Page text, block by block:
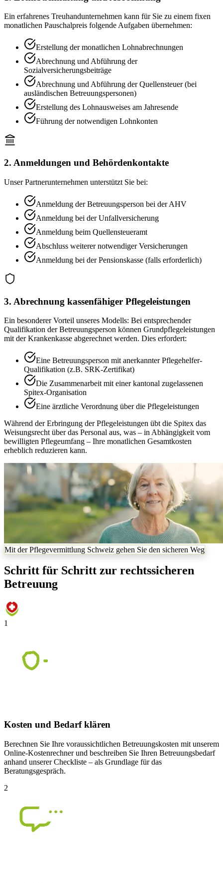
Ein erfahrenes Treuhandunternehmen kann für Sie zu einem fixen
monatlichen Pauschalpreis folgende Aufgaben übernehmen:
Erstellung der monatlichen Lohnabrechnungen
Abrechnung und Abführung der
Sozialversicherungsbeiträge
Abrechnung und Abführung der Quellensteuer (bei
ausländischen Betreuungspersonen)
Erstellung des Lohnausweises am Jahresende
Führung der notwendigen Lohnkonten
2. Anmeldungen und Behördenkontakte
Unser Partnerunternehmen unterstützt Sie bei:
Anmeldung der Betreuungsperson bei der AHV
Anmeldung bei der Unfallversicherung
Anmeldung beim Quellensteueramt
Abschluss weiterer notwendiger Versicherungen
Anmeldung bei der Pensionskasse (falls erforderlich)
3. Abrechnung kassenfähiger Pflegeleistungen
Ein besonderer Vorteil unseres Modells: Bei entsprechender
Qualifikation der Betreuungsperson können Grundpflegeleistungen
mit der Krankenkasse abgerechnet werden. Dies erfordert:
Eine Betreuungsperson mit anerkannter Pflegehelfer-
Qualifikation (z.B. SRK-Zertifikat)
Die Zusammenarbeit mit einer kantonal zugelassenen
Spitex-Organisation
Eine ärztliche Verordnung über die Pflegeleistungen
Während der Erbringung der Pflegeleistungen übt die Spitex das
Weisungsrecht über das Personal aus, was – in Abhängigkeit vom
bewilligten Pflegeumfang – Ihre monatlichen Gesamtkosten
erheblich reduzieren kann.
Mit der Pflegevermittlung Schweiz gehen Sie den sicheren Weg
Schritt für Schritt zur rechtssicheren
Betreuung
1
Kosten und Bedarf klären
Berechnen Sie Ihre voraussichtlichen Betreuungskosten mit unserem
Online-Kostenrechner und beschreiben Sie Ihren Betreuungsbedarf
anhand unserer Checkliste – als Grundlage für das
Beratungsgespräch.
2